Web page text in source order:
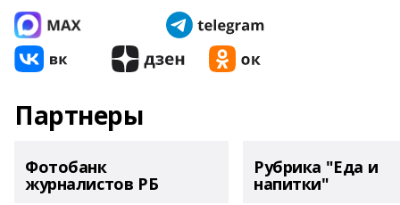
Партнеры
Фотобанк
журналистов РБ
Рубрика "Еда и
напитки"